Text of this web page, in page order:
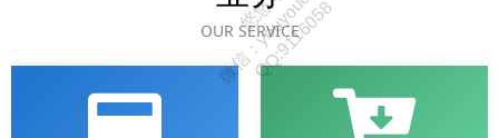
OUR SERVICE